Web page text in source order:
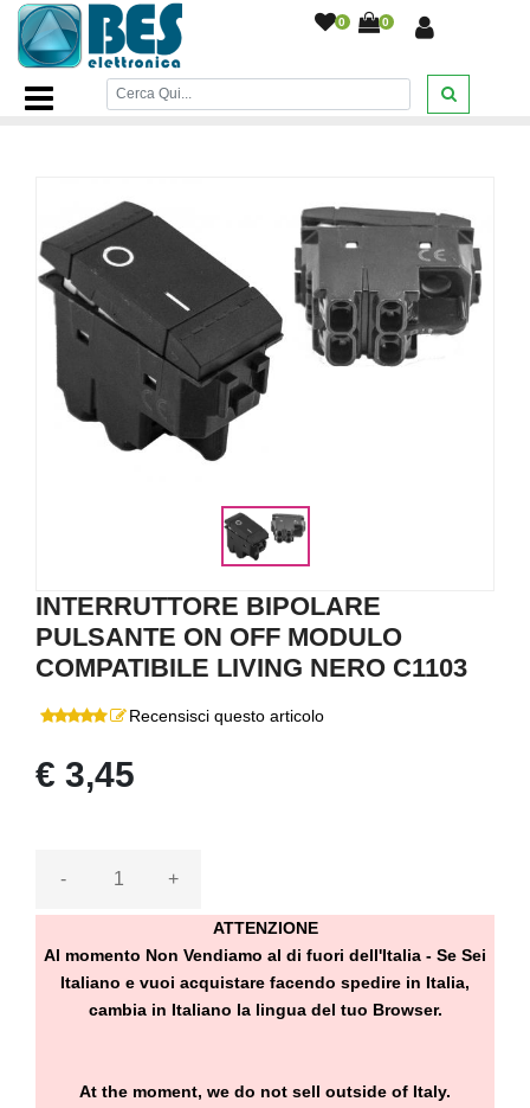
0 0
Home Page/Interruttore Bipolare Pulsante ON OFF
Modulo Compatibile Living Nero C1103
INTERRUTTORE BIPOLARE
PULSANTE ON OFF MODULO
COMPATIBILE LIVING NERO C1103
Recensisci questo articolo
€ 3,45
- +
ATTENZIONE
Al momento Non Vendiamo al di fuori dell'Italia - Se Sei
Italiano e vuoi acquistare facendo spedire in Italia,
cambia in Italiano la lingua del tuo Browser.
At the moment, we do not sell outside of Italy.